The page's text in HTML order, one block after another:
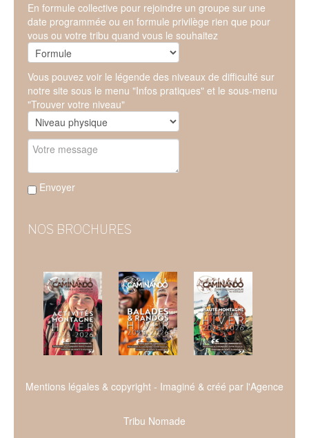
En formule collective pour rejoindre un groupe sur une
date programmée ou en formule privilège rien que pour
vous ou votre tribu quand vous le souhaitez
Vous pouvez voir le légende des niveaux de difficulté sur
notre site sous le menu "Infos pratiques" et le sous-menu
"Trouver votre niveau"
Envoyer
NOS BROCHURES
Mentions légales & copyright - Imaginé & créé par l'Agence
Tribu Nomade